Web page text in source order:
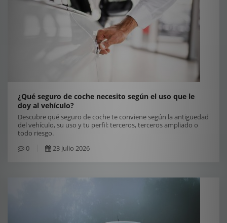
¿Qué seguro de coche necesito según el uso que le
doy al vehículo?
Descubre qué seguro de coche te conviene según la antigüedad
del vehículo, su uso y tu perfil: terceros, terceros ampliado o
todo riesgo.
0
23 julio 2026